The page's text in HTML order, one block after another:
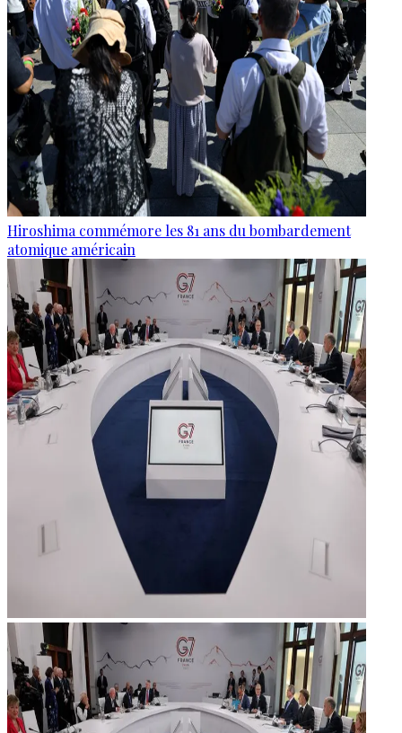
Hiroshima commémore les 81 ans du bombardement
atomique américain